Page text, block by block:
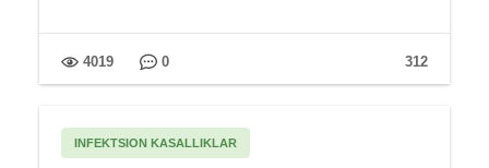
312
4019 0
INFEKTSION KASALLIKLAR